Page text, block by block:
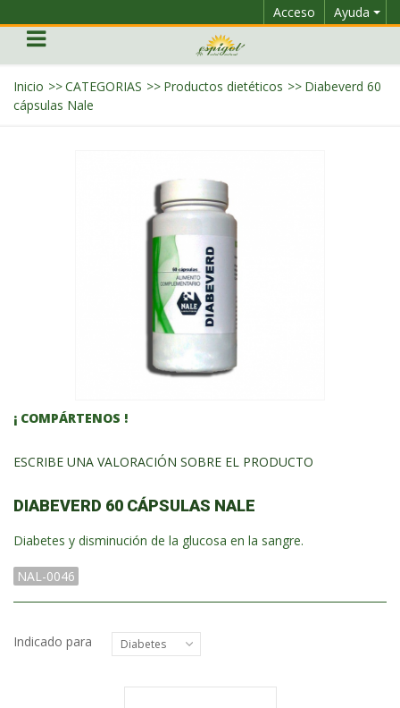
Ayuda
Acceso
Inicio >>CATEGORIAS >> Productos dietéticos >> Diabeverd 60
cápsulas Nale
¡ COMPÁRTENOS !
ESCRIBE UNA VALORACIÓN SOBRE EL PRODUCTO
DIABEVERD 60 CÁPSULAS NALE
Diabetes y disminución de la glucosa en la sangre.
NAL-0046
Indicado para Diabetes